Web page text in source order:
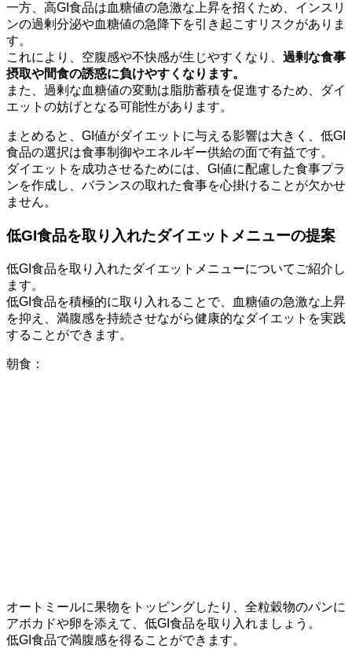
一方、高GI食品は血糖値の急激な上昇を招くため、インスリ
ンの過剰分泌や血糖値の急降下を引き起こすリスクがありま
す。
これにより、空腹感や不快感が生じやすくなり、 過剰な食事
摂取や間食の誘惑に負けやすくなります。
また、過剰な血糖値の変動は脂肪蓄積を促進するため、ダイ
エットの妨げとなる可能性があります。
まとめると、GI値がダイエットに与える影響は大きく、低GI
食品の選択は食事制御やエネルギー供給の面で有益です。
ダイエットを成功させるためには、GI値に配慮した食事プラ
ンを作成し、バランスの取れた食事を心掛けることが欠かせ
ません。
低GI食品を取り入れたダイエットメニューの提案
低GI食品を取り入れたダイエットメニューについてご紹介し
ます。
低GI食品を積極的に取り入れることで、血糖値の急激な上昇
を抑え、満腹感を持続させながら健康的なダイエットを実践
することができます。
朝食：
オートミールに果物をトッピングしたり、全粒穀物のパンに
アボカドや卵を添えて、低GI食品を取り入れましょう。
低GI食品で満腹感を得ることができます。